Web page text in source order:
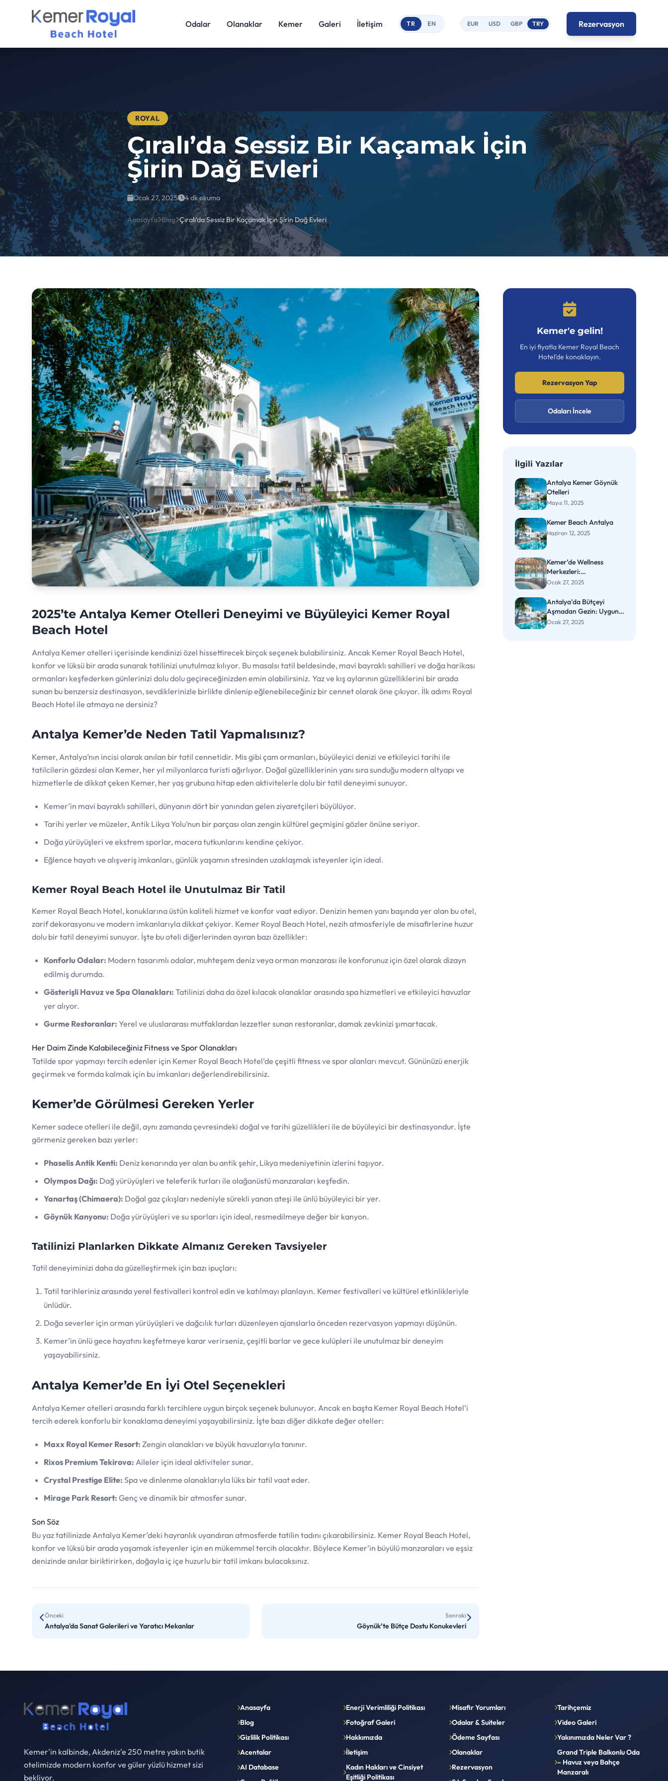
Odalar Olanaklar Kemer Galeri İletişim TR EN EUR USD GBP TRY Rezervasyon
ROYAL
Çıralı’da Sessiz Bir Kaçamak İçin
Şirin Dağ Evleri
Ocak 27, 2025 4 dk okuma
Anasayfa Blog Çıralı’da Sessiz Bir Kaçamak İçin Şirin Dağ Evleri
2025’te Antalya Kemer Otelleri Deneyimi ve Büyüleyici Kemer Royal
Beach Hotel
Antalya Kemer otelleri içerisinde kendinizi özel hissettirecek birçok seçenek bulabilirsiniz. Ancak Kemer Royal Beach Hotel,
konfor ve lüksü bir arada sunarak tatilinizi unutulmaz kılıyor. Bu masalsı tatil beldesinde, mavi bayraklı sahilleri ve doğa harikası
ormanları keşfederken günlerinizi dolu dolu geçireceğinizden emin olabilirsiniz. Yaz ve kış aylarının güzelliklerini bir arada
sunan bu benzersiz destinasyon, sevdiklerinizle birlikte dinlenip eğlenebileceğiniz bir cennet olarak öne çıkıyor. İlk adımı Royal
Beach Hotel ile atmaya ne dersiniz?
Antalya Kemer’de Neden Tatil Yapmalısınız?
Kemer, Antalya’nın incisi olarak anılan bir tatil cennetidir. Mis gibi çam ormanları, büyüleyici denizi ve etkileyici tarihi ile
tatilcilerin gözdesi olan Kemer, her yıl milyonlarca turisti ağırlıyor. Doğal güzelliklerinin yanı sıra sunduğu modern altyapı ve
hizmetlerle de dikkat çeken Kemer, her yaş grubuna hitap eden aktivitelerle dolu bir tatil deneyimi sunuyor.
Kemer’in mavi bayraklı sahilleri, dünyanın dört bir yanından gelen ziyaretçileri büyülüyor.
Tarihi yerler ve müzeler, Antik Likya Yolu’nun bir parçası olan zengin kültürel geçmişini gözler önüne seriyor.
Doğa yürüyüşleri ve ekstrem sporlar, macera tutkunlarını kendine çekiyor.
Eğlence hayatı ve alışveriş imkanları, günlük yaşamın stresinden uzaklaşmak isteyenler için ideal.
Kemer Royal Beach Hotel ile Unutulmaz Bir Tatil
Kemer Royal Beach Hotel, konuklarına üstün kaliteli hizmet ve konfor vaat ediyor. Denizin hemen yanı başında yer alan bu otel,
zarif dekorasyonu ve modern imkanlarıyla dikkat çekiyor. Kemer Royal Beach Hotel, nezih atmosferiyle de misafirlerine huzur
dolu bir tatil deneyimi sunuyor. İşte bu oteli diğerlerinden ayıran bazı özellikler:
Konforlu Odalar: Modern tasarımlı odalar, muhteşem deniz veya orman manzarası ile konforunuz için özel olarak dizayn
edilmiş durumda.
Gösterişli Havuz ve Spa Olanakları: Tatilinizi daha da özel kılacak olanaklar arasında spa hizmetleri ve etkileyici havuzlar
yer alıyor.
Gurme Restoranlar: Yerel ve uluslararası mutfaklardan lezzetler sunan restoranlar, damak zevkinizi şımartacak.
Her Daim Zinde Kalabileceğiniz Fitness ve Spor Olanakları
Tatilde spor yapmayı tercih edenler için Kemer Royal Beach Hotel’de çeşitli fitness ve spor alanları mevcut. Gününüzü enerjik
geçirmek ve formda kalmak için bu imkanları değerlendirebilirsiniz.
Kemer’de Görülmesi Gereken Yerler
Kemer sadece otelleri ile değil, aynı zamanda çevresindeki doğal ve tarihi güzellikleri ile de büyüleyici bir destinasyondur. İşte
görmeniz gereken bazı yerler:
Phaselis Antik Kenti: Deniz kenarında yer alan bu antik şehir, Likya medeniyetinin izlerini taşıyor.
Olympos Dağı: Dağ yürüyüşleri ve teleferik turları ile olağanüstü manzaraları keşfedin.
Yanartaş (Chimaera): Doğal gaz çıkışları nedeniyle sürekli yanan ateşi ile ünlü büyüleyici bir yer.
Göynük Kanyonu: Doğa yürüyüşleri ve su sporları için ideal, resmedilmeye değer bir kanyon.
Tatilinizi Planlarken Dikkate Almanız Gereken Tavsiyeler
Tatil deneyiminizi daha da güzelleştirmek için bazı ipuçları:
Tatil tarihleriniz arasında yerel festivalleri kontrol edin ve katılmayı planlayın. Kemer festivalleri ve kültürel etkinlikleriyle
ünlüdür.
Doğa severler için orman yürüyüşleri ve dağcılık turları düzenleyen ajanslarla önceden rezervasyon yapmayı düşünün.
Kemer’in ünlü gece hayatını keşfetmeye karar verirseniz, çeşitli barlar ve gece kulüpleri ile unutulmaz bir deneyim
yaşayabilirsiniz.
Antalya Kemer’de En İyi Otel Seçenekleri
Antalya Kemer otelleri arasında farklı tercihlere uygun birçok seçenek bulunuyor. Ancak en başta Kemer Royal Beach Hotel’i
tercih ederek konforlu bir konaklama deneyimi yaşayabilirsiniz. İşte bazı diğer dikkate değer oteller:
Maxx Royal Kemer Resort: Zengin olanakları ve büyük havuzlarıyla tanınır.
Rixos Premium Tekirova: Aileler için ideal aktiviteler sunar.
Crystal Prestige Elite: Spa ve dinlenme olanaklarıyla lüks bir tatil vaat eder.
Mirage Park Resort: Genç ve dinamik bir atmosfer sunar.
Son Söz
Bu yaz tatilinizde Antalya Kemer’deki hayranlık uyandıran atmosferde tatilin tadını çıkarabilirsiniz. Kemer Royal Beach Hotel,
konfor ve lüksü bir arada yaşamak isteyenler için en mükemmel tercih olacaktır. Böylece Kemer’in büyülü manzaraları ve eşsiz
denizinde anılar biriktirirken, doğayla iç içe huzurlu bir tatil imkanı bulacaksınız.
Önceki
Antalya'da Sanat Galerileri ve Yaratıcı Mekanlar
Sonraki
Göynük’te Bütçe Dostu Konukevleri
Kemer'e gelin!
En iyi fiyatla Kemer Royal Beach
Hotel'de konaklayın.
Rezervasyon Yap
Odaları İncele
İlgili Yazılar
Antalya Kemer Göynük
Otelleri
Mayıs 11, 2025
Kemer Beach Antalya
Haziran 12, 2025
Kemer’de Wellness
Merkezleri:
Rahatlamanın Keyfi
Ocak 27, 2025
Antalya’da Bütçeyi
Aşmadan Gezin: Uygun
Fiyatlı Otel Rehberi
Ocak 27, 2025
Kemer'in kalbinde, Akdeniz'e 250 metre yakın butik
otelimizde modern konfor ve güler yüzlü hizmet sizi
bekliyor.
Anasayfa
Blog
Gizlilik Politikası
Acentalar
AI Database
Enerji Verimliliği Politikası
Fotoğraf Galeri
Hakkımızda
İletişim
Kadın Hakları ve Cinsiyet
Eşitliği Politikası
Misafir Yorumları
Odalar & Suiteler
Ödeme Sayfası
Olanaklar
Rezervasyon
Tarihçemiz
Video Galeri
Yakınımızda Neler Var ?
Grand Triple Balkonlu Oda
– Havuz veya Bahçe
Manzaralı